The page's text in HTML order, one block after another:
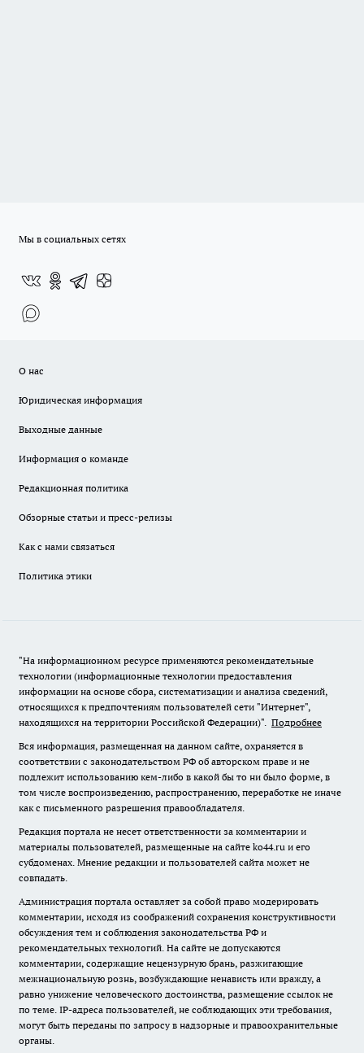
Мы в социальных сетях
О нас
Юридическая информация
Выходные данные
Информация о команде
Редакционная политика
Обзорные статьи и пресс-релизы
Как с нами связаться
Политика этики
"На информационном ресурсе применяются рекомендательные
технологии (информационные технологии предоставления
информации на основе сбора, систематизации и анализа сведений,
относящихся к предпочтениям пользователей сети "Интернет",
находящихся на территории Российской Федерации)". Подробнее
Вся информация, размещенная на данном сайте, охраняется в
соответствии с законодательством РФ об авторском праве и не
подлежит использованию кем-либо в какой бы то ни было форме, в
том числе воспроизведению, распространению, переработке не иначе
как с письменного разрешения правообладателя.
Редакция портала не несет ответственности за комментарии и
материалы пользователей, размещенные на сайте ko44.ru и его
субдоменах. Мнение редакции и пользователей сайта может не
совпадать.
Администрация портала оставляет за собой право модерировать
комментарии, исходя из соображений сохранения конструктивности
обсуждения тем и соблюдения законодательства РФ и
рекомендательных технологий. На сайте не допускаются
комментарии, содержащие нецензурную брань, разжигающие
межнациональную рознь, возбуждающие ненависть или вражду, а
равно унижение человеческого достоинства, размещение ссылок не
по теме. IP-адреса пользователей, не соблюдающих эти требования,
могут быть переданы по запросу в надзорные и правоохранительные
органы.